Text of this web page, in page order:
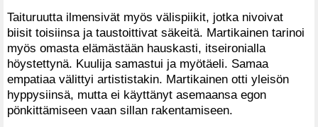
Taituruutta ilmensivät myös välispiikit, jotka nivoivat
biisit toisiinsa ja taustoittivat säkeitä. Martikainen tarinoi
myös omasta elämästään hauskasti, itseironialla
höystettynä. Kuulija samastui ja myötäeli. Samaa
empatiaa välittyi artististakin. Martikainen otti yleisön
hyppysiinsä, mutta ei käyttänyt asemaansa egon
pönkittämiseen vaan sillan rakentamiseen.